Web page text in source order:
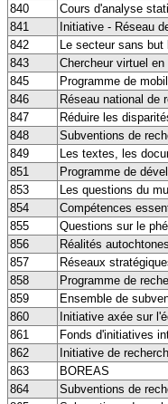
840
Cours d'analyse
841
Initiative - Réseau
842
Le secteur sans but
843
Chercheur virtuel en
845
Programme de
846
Réseau national de
847
Réduire les
848
Subventions de
849
Les textes, les
851
Programme de
853
Les questions du
854
Compétences
855
Questions sur le
856
Réalités autochtones
857
Réseaux
858
Programme de
859
Ensemble de
860
Initiative axée sur
861
Fonds d'initiatives
862
Initiative de
863
BOREAS
864
Subventions de